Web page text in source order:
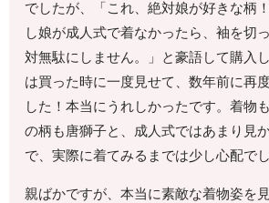
でしたが、「これ、絶対娘が好きな柄
し娘が成人式で着なかったら、袖を切
対無駄にしません。」と豪語して購入
は買った時に一度見せて、数年前に再
した！本当にうれしかったです。着物
の柄も唐獅子と、成人式ではあまり見
で、実際に着てみるまでは少し心配でし
親ばかですが、本当に素敵な着物姿を